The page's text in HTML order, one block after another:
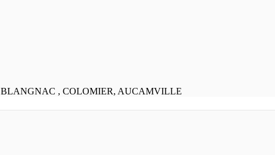
, COLOMIER, AUCAMVILLE